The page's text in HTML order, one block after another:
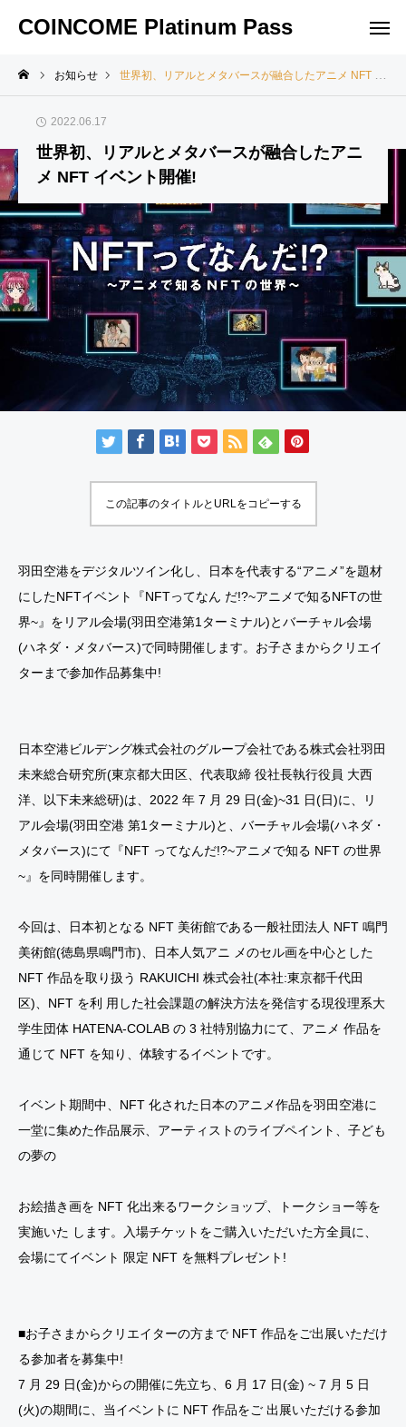
COINCOME Platinum Pass
お知らせ 世界初、リアルとメタバースが融合したアニメ NFT イベント開催!
2022.06.17
世界初、リアルとメタバースが融合したアニ
メ NFT イベント開催!
この記事のタイトルとURLをコピーする
羽田空港をデジタルツイン化し、日本を代表する“アニメ”を題材
にしたNFTイベント『NFTってなん だ!?~アニメで知るNFTの世
界~』をリアル会場(羽田空港第1ターミナル)とバーチャル会場
(ハネダ・メタバース)で同時開催します。お子さまからクリエイ
ターまで参加作品募集中!
日本空港ビルデング株式会社のグループ会社である株式会社羽田
未来総合研究所(東京都大田区、代表取締 役社長執行役員 大西
洋、以下未来総研)は、2022 年 7 月 29 日(金)~31 日(日)に、リ
アル会場(羽田空港 第1ターミナル)と、バーチャル会場(ハネダ・
メタバース)にて『NFT ってなんだ!?~アニメで知る NFT の世界
~』を同時開催します。
今回は、日本初となる NFT 美術館である一般社団法人 NFT 鳴門
美術館(徳島県鳴門市)、日本人気アニ メのセル画を中心とした
NFT 作品を取り扱う RAKUICHI 株式会社(本社:東京都千代田
区)、NFT を利 用した社会課題の解決方法を発信する現役理系大
学生団体 HATENA-COLAB の 3 社特別協力にて、アニメ 作品を
通じて NFT を知り、体験するイベントです。
イベント期間中、NFT 化された日本のアニメ作品を羽田空港に
一堂に集めた作品展示、アーティストのライブペイント、子ども
の夢の
お絵描き画を NFT 化出来るワークショップ、トークショー等を
実施いた します。入場チケットをご購入いただいた方全員に、
会場にてイベント 限定 NFT を無料プレゼント!
■お子さまからクリエイターの方まで NFT 作品をご出展いただけ
る参加者を募集中!
7 月 29 日(金)からの開催に先立ち、6 月 17 日(金) ~ 7 月 5 日
(火)の期間に、当イベントに NFT 作品をご 出展いただける参加